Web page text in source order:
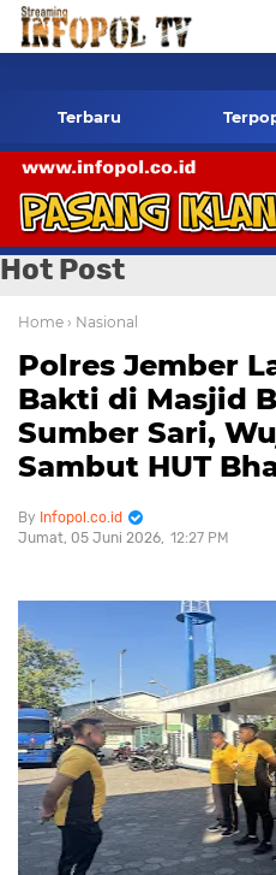
Kontak Redaksi-
Terbaru
Hot Post
Home › Nasional
Polres Jember
Bakti di Masjid
Sumber Sari,
Sambut HUT
Infopol.co.id
Jumat, 05 Juni 2026 12:27 PM